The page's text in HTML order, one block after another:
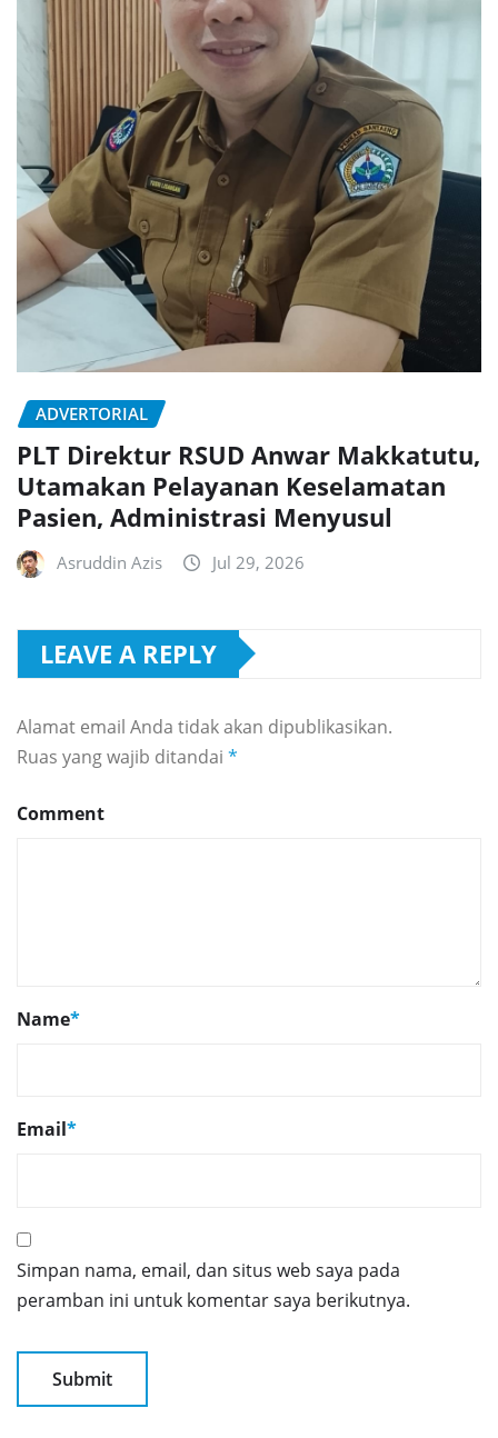
ADVERTORIAL
PLT Direktur RSUD Anwar Makkatutu,
Utamakan Pelayanan Keselamatan
Pasien, Administrasi Menyusul
Asruddin Azis Jul 29, 2026
LEAVE A REPLY
Alamat email Anda tidak akan dipublikasikan.
Ruas yang wajib ditandai *
Comment
Name*
Email*
Simpan nama, email, dan situs web saya pada
peramban ini untuk komentar saya berikutnya.